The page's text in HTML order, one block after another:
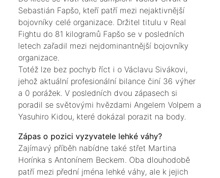
Sebastián Fapšo, kteří patří mezi nejaktivnější
bojovníky celé organizace. Držitel titulu v Real
Fightu do 81 kilogramů Fapšo se v posledních
letech zařadil mezi nejdominantnější bojovníky
organizace.
Totéž lze bez pochyb říct i o Václavu Sivákovi,
jehož aktuální profesionální bilance činí 36 výher
a 0 porážek. V posledních dvou zápasech si
poradil se světovými hvězdami Angelem Volpem a
Yasuhiro Kidou, které dokázal porazit na body.
Zápas o pozici vyzyvatele lehké váhy?
Zajímavý příběh nabídne také střet Martina
Horínka s Antonínem Beckem. Oba dlouhodobě
patří mezi přední jména lehké váhy, ale k jejich